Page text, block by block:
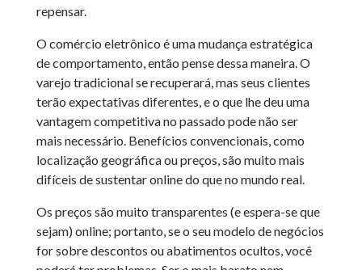
repensar.
O comércio eletrônico é uma mudança estratégica
de comportamento, então pense dessa maneira. O
varejo tradicional se recuperará, mas seus clientes
terão expectativas diferentes, e o que lhe deu uma
vantagem competitiva no passado pode não ser
mais necessário. Benefícios convencionais, como
localização geográfica ou preços, são muito mais
difíceis de sustentar online do que no mundo real.
Os preços são muito transparentes (e espera-se que
sejam) online; portanto, se o seu modelo de negócios
for sobre descontos ou abatimentos ocultos, você